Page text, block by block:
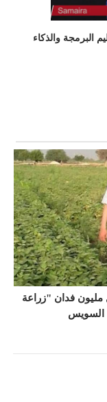
البرمجة والذكاء
فدان "زراعة